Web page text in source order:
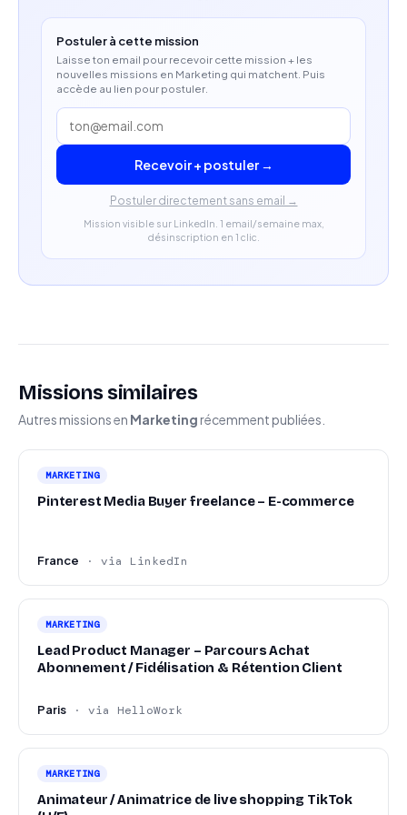
Une expérience dans les secteurs de la beauté, du
skincare, du bien-être ou du lifestyle constitue un
Postuler à cette mission
Laisse ton email pour recevoir cette mission + les
nouvelles missions en Marketing qui matchent. Puis
accède au lien pour postuler.
Recevoir + postuler →
Postuler directement sans email →
Mission visible sur LinkedIn. 1 email/semaine max,
désinscription en 1 clic.
Missions similaires
Autres missions en Marketing récemment publiées.
MARKETING
Pinterest Media Buyer freelance – E-commerce
France · via LinkedIn
MARKETING
Lead Product Manager – Parcours Achat
Abonnement / Fidélisation & Rétention Client
Paris · via HelloWork
MARKETING
Animateur / Animatrice de live shopping TikTok